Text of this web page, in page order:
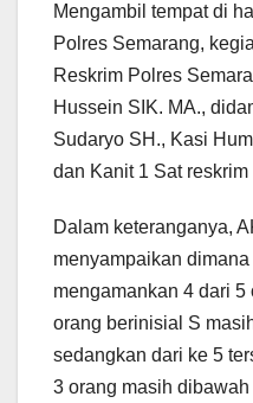
Mengambil tempat di
Polres Semarang,
Reskrim Polres
Hussein SIK. MA.,
Sudaryo SH., Kasi
dan Kanit 1 Sat
Dalam keteranganya,
menyampaikan
mengamankan 4 dari 5
orang berinisial S
sedangkan dari ke 5
3 orang masih dibawah